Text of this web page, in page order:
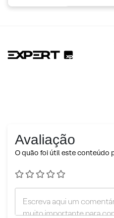
Avaliação
O quão foi útil este conteúdo